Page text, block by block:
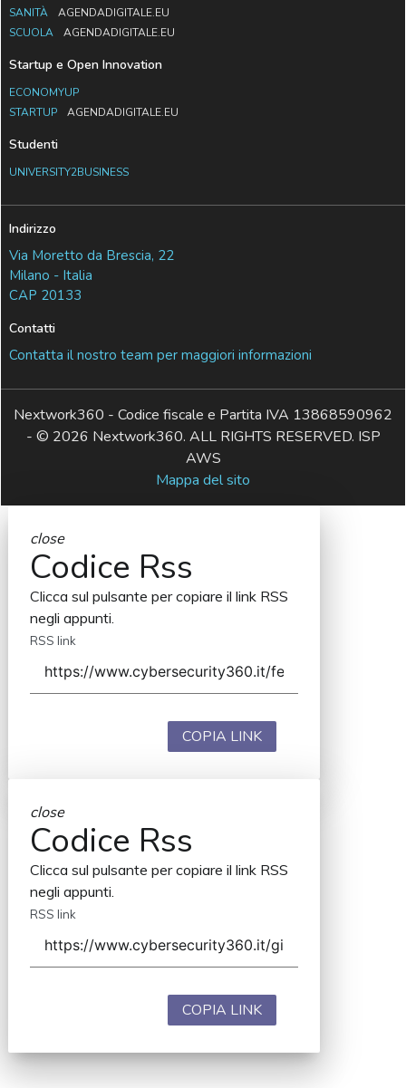
SANITÀ
AGENDADIGITALE.EU
SCUOLA
AGENDADIGITALE.EU
Startup e Open Innovation
ECONOMYUP
STARTUP
AGENDADIGITALE.EU
Studenti
UNIVERSITY2BUSINESS
Indirizzo
Via Moretto da Brescia, 22
Milano - Italia
CAP 20133
Contatti
Contatta il nostro team per maggiori informazioni
Nextwork360 - Codice fiscale e Partita IVA 13868590962
- © 2026 Nextwork360. ALL RIGHTS RESERVED. ISP
AWS
Mappa del sito
close
Codice Rss
Clicca sul pulsante per copiare il link RSS
negli appunti.
RSS link
COPIA LINK
close
Codice Rss
Clicca sul pulsante per copiare il link RSS
negli appunti.
RSS link
COPIA LINK